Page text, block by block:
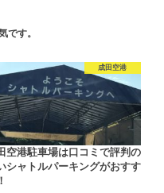
です。
成田空港
空港駐車場は口コミで評判の
シャトルパーキングがおすす